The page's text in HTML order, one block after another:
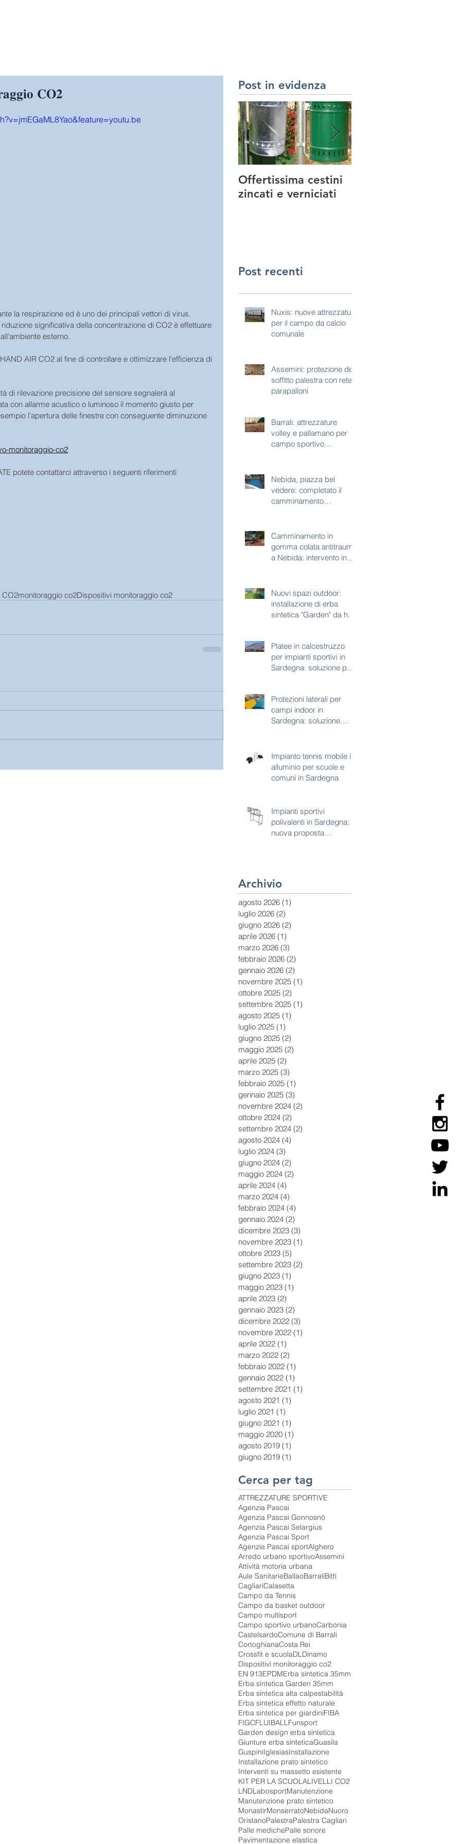
𝐂𝐎𝟐
la respirazione ed è uno dei principali vettori di virus.
significativa della concentrazione di CO2 è effettuare
esterno.
AIR CO2 al fine di controllare e ottimizzare l'efficienza di
di rilevazione precisione del sensore segnalerà al
con allarme acustico o luminoso il momento giusto per
l'apertura delle finestre con conseguente diminuzione
monitoraggio-co2
potete contattarci attraverso i seguenti riferimenti
CO2monitoraggio co2Dispositivi monitoraggio co2
Post in evidenza
Offertissima cestini
zincati e verniciati
Post recenti
Nuxis: nuove attrezzature
per il campo da calcio
comunale
Assemini: protezione del
soffitto palestra con rete
parapalloni
Barrali: attrezzature
volley e pallamano per
campo sportivo
Nebida, piazza bel
vedere: completato il
camminamento
Camminamento in
gomma colata antitrauma
a Nebida: intervento in
Nuovi spazi outdoor:
installazione di erba
sintetica "Garden" da h35
Platee in calcestruzzo
per impianti sportivi in
Sardegna: soluzione per
Protezioni laterali per
campi indoor in
Sardegna: soluzione
Impianto tennis mobile in
alluminio per scuole e
comuni in Sardegna
Impianti sportivi
polivalenti in Sardegna:
nuova proposta
Archivio
agosto 2026 (1)
luglio 2026 (2)
giugno 2026 (2)
aprile 2026 (1)
marzo 2026 (3)
febbraio 2026 (2)
gennaio 2026 (2)
novembre 2025 (1)
ottobre 2025 (2)
settembre 2025 (1)
agosto 2025 (1)
luglio 2025 (1)
giugno 2025 (2)
maggio 2025 (2)
aprile 2025 (2)
marzo 2025 (3)
febbraio 2025 (1)
gennaio 2025 (3)
novembre 2024 (2)
ottobre 2024 (2)
settembre 2024 (2)
agosto 2024 (4)
luglio 2024 (3)
giugno 2024 (2)
maggio 2024 (2)
aprile 2024 (4)
marzo 2024 (4)
febbraio 2024 (4)
gennaio 2024 (2)
dicembre 2023 (3)
novembre 2023 (1)
ottobre 2023 (5)
settembre 2023 (2)
giugno 2023 (1)
maggio 2023 (1)
aprile 2023 (2)
gennaio 2023 (2)
dicembre 2022 (3)
novembre 2022 (1)
aprile 2022 (1)
marzo 2022 (2)
febbraio 2022 (1)
gennaio 2022 (1)
settembre 2021 (1)
agosto 2021 (1)
luglio 2021 (1)
giugno 2021 (1)
maggio 2020 (1)
agosto 2019 (1)
giugno 2019 (1)
Cerca per tag
ATTREZZATURE SPORTIVE
Agenzia Pascai
Agenzia Pascai Gonnosnò
Agenzia Pascai Selargius
Agenzia Pascai Sport
Agenzia Pascai sportAlghero
Arredo urbano sportivoAssemini
Attività motoria urbana
Aule SanitarieBallaoBarraliBitti
CagliariCalasetta
Campo da Tennis
Campo da basket outdoor
Campo multisport
Campo sportivo urbanoCarbonia
CastelsardoComune di Barrali
CortoghianaCosta Rei
Crossfit e scuolaDLDinamo
Dispositivi monitoraggio co2
EN 913EPDMErba sintetica 35mm
Erba sintetica Garden 35mm
Erba sintetica alta calpestabilità
Erba sintetica effetto naturale
Erba sintetica per giardiniFIBA
FIGCFLUIBALLFunsport
Garden design erba sintetica
Giunture erba sinteticaGuasila
GuspiniIglesiasInstallazione
Installazione prato sintetico
Interventi su massetto esistente
KIT PER LA SCUOLALIVELLI CO2
LNDLabosportManutenzione
Manutenzione prato sintetico
MonastirMonserratoNebidaNuoro
OristanoPalestraPalestra Cagliari
Palle medichePalle sonore
Pavimentazione elastica